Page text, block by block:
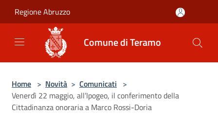
Regione Abruzzo
Comune di Teramo
Home > Novità > Comunicati >
Venerdì 22 maggio, all’Ipogeo, il conferimento della
Cittadinanza onoraria a Marco Rossi-Doria